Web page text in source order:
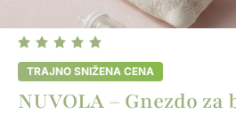
organskim dušekom za dečje
isključivo od 100% prirodnih
hemikalija ili toksičnih materijala,
da vaš mališan spava na
mogućem materijalu. Naš dušek
mališanu miran san i podržava
NUVOLA – Gnezdo za